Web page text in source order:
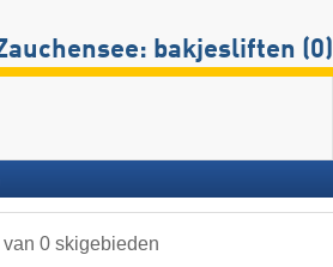
bakjesliften (0)
0 skigebieden